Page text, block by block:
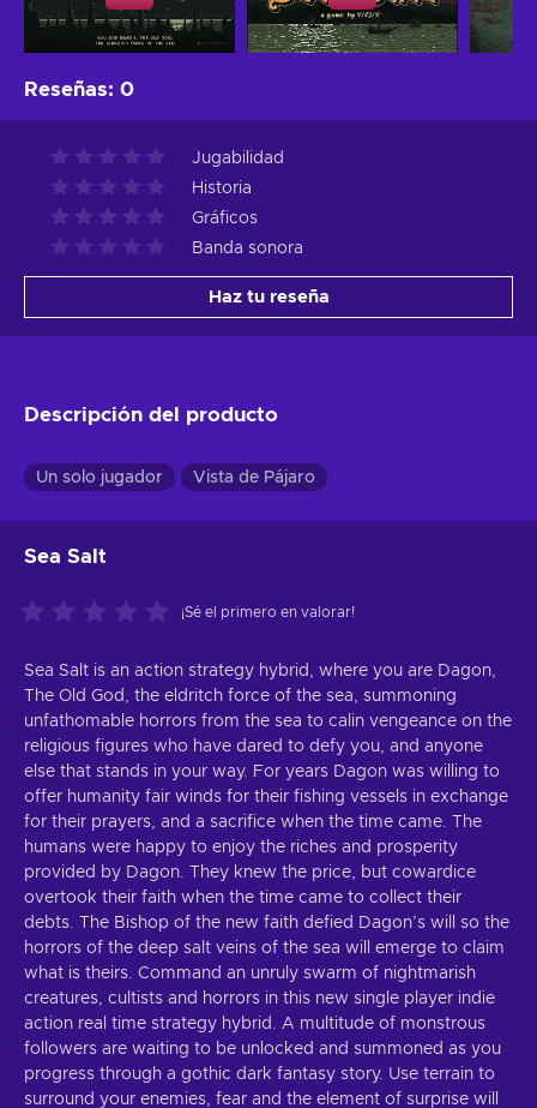
Reseñas: 0
Jugabilidad
Historia
Gráficos
Banda sonora
Haz tu reseña
Descripción del producto
Un solo jugador Vista de Pájaro
Sea Salt
¡Sé el primero en valorar!
Sea Salt is an action strategy hybrid, where you are Dagon,
The Old God, the eldritch force of the sea, summoning
unfathomable horrors from the sea to calin vengeance on the
religious figures who have dared to defy you, and anyone
else that stands in your way. For years Dagon was willing to
offer humanity fair winds for their fishing vessels in exchange
for their prayers, and a sacrifice when the time came. The
humans were happy to enjoy the riches and prosperity
provided by Dagon. They knew the price, but cowardice
overtook their faith when the time came to collect their
debts. The Bishop of the new faith defied Dagon’s will so the
horrors of the deep salt veins of the sea will emerge to claim
what is theirs. Command an unruly swarm of nightmarish
creatures, cultists and horrors in this new single player indie
action real time strategy hybrid. A multitude of monstrous
followers are waiting to be unlocked and summoned as you
progress through a gothic dark fantasy story. Use terrain to
surround your enemies, fear and the element of surprise will